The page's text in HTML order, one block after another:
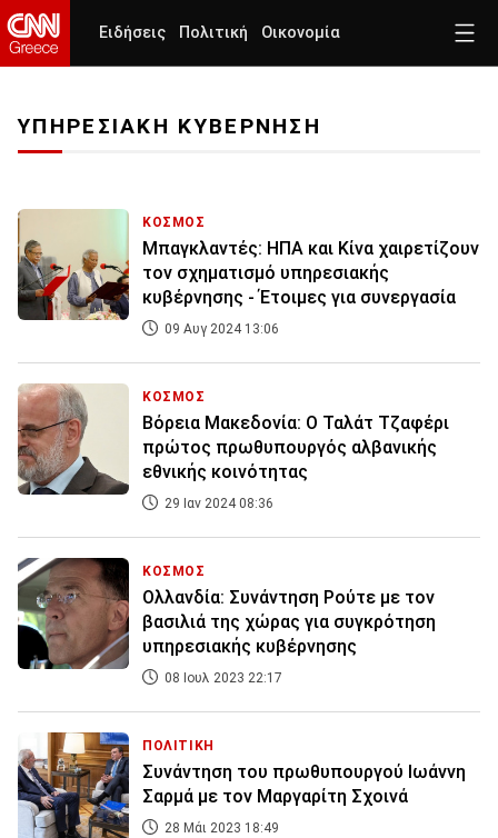
Ειδήσεις Πολιτική Οικονομία
ΥΠΗΡΕΣΙΑΚΗ ΚΥΒΕΡΝΗΣΗ
ΚΟΣΜΟΣ
Μπαγκλαντές: ΗΠΑ και Κίνα χαιρετίζουν
τον σχηματισμό υπηρεσιακής
κυβέρνησης - Έτοιμες για συνεργασία
09 Αυγ 2024 13:06
ΚΟΣΜΟΣ
Βόρεια Μακεδονία: Ο Ταλάτ Τζαφέρι
πρώτος πρωθυπουργός αλβανικής
εθνικής κοινότητας
29 Ιαν 2024 08:36
ΚΟΣΜΟΣ
Ολλανδία: Συνάντηση Ρούτε με τον
βασιλιά της χώρας για συγκρότηση
υπηρεσιακής κυβέρνησης
08 Ιουλ 2023 22:17
ΠΟΛΙΤΙΚΗ
Συνάντηση του πρωθυπουργού Ιωάννη
Σαρμά με τον Μαργαρίτη Σχοινά
28 Μάι 2023 18:49